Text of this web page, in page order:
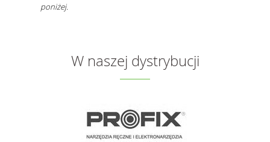
poniżej.
W naszej dystrybucji